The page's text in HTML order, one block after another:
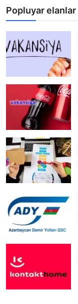
Popluyar elanlar